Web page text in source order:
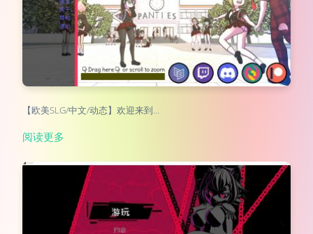
【欧美SLG/中文/动态】欢迎来到…
阅读更多